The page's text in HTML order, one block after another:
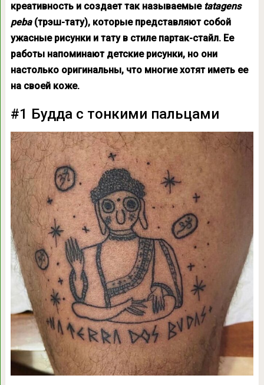
креативность и создает так называемые tatagens
peba(трэш-тату), которые представляют собой
ужасные рисунки и тату в стиле партак-стайл. Ее
работы напоминают детские рисунки, но они
настолько оригинальны, что многие хотят иметь ее
на своей коже.
#1 Будда с тонкими пальцами